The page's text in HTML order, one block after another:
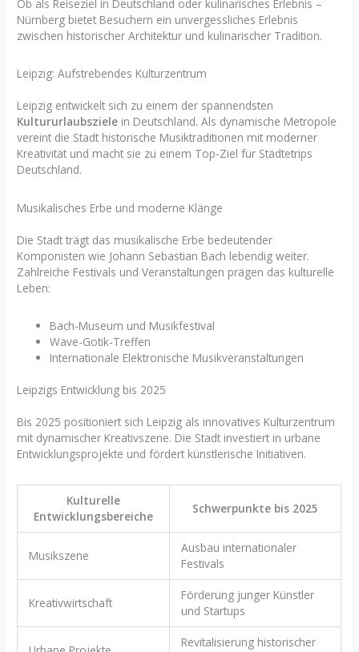
Ob als Reiseziel in Deutschland oder kulinarisches Erlebnis –
Nürnberg bietet Besuchern ein unvergessliches Erlebnis
zwischen historischer Architektur und kulinarischer Tradition.
Leipzig: Aufstrebendes Kulturzentrum
Leipzig entwickelt sich zu einem der spannendsten
Kultururlaubsziele in Deutschland. Als dynamische Metropole
vereint die Stadt historische Musiktraditionen mit moderner
Kreativität und macht sie zu einem Top-Ziel für Städtetrips
Deutschland.
Musikalisches Erbe und moderne Klänge
Die Stadt trägt das musikalische Erbe bedeutender
Komponisten wie Johann Sebastian Bach lebendig weiter.
Zahlreiche Festivals und Veranstaltungen prägen das kulturelle
Leben:
Bach-Museum und Musikfestival
Wave-Gotik-Treffen
Internationale Elektronische Musikveranstaltungen
Leipzigs Entwicklung bis 2025
Bis 2025 positioniert sich Leipzig als innovatives Kulturzentrum
mit dynamischer Kreativszene. Die Stadt investiert in urbane
Entwicklungsprojekte und fördert künstlerische Initiativen.
Kulturelle
Entwicklungsbereiche
Schwerpunkte bis 2025
Musikszene
Ausbau internationaler
Festivals
Kreativwirtschaft
Förderung junger Künstler
und Startups
Revitalisierung historischer